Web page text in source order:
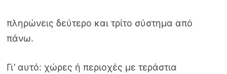
πληρώνεις δεύτερο και τρίτο σύστημα από
πάνω.
Γι’ αυτό: χώρες ή περιοχές με τεράστια